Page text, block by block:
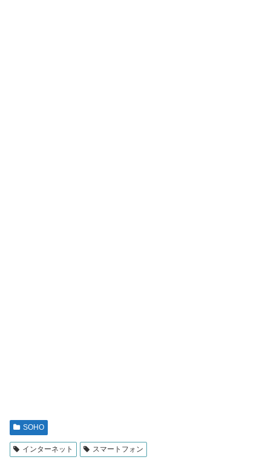
SOHO
インターネット スマートフォン